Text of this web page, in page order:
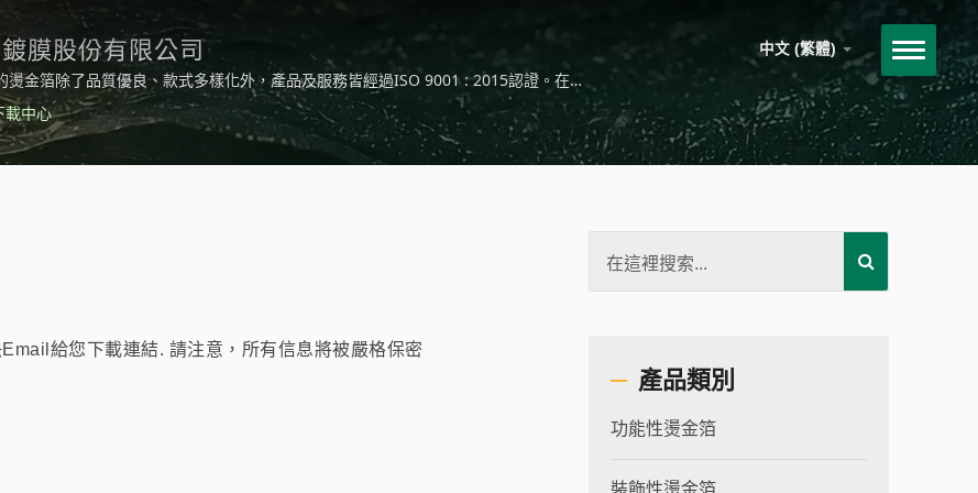
中文 (繁體)
膜股份有限公司
燙金箔除了品質優良、款式多樣化外，產品及服務皆經過ISO 9001 : 2015認證。在製
，為達到永續經營及友善環境的目標，引進RTO蓄熱式焚化爐，阻隔有害物質進入大
載中心
給您下載連結. 請注意，所有信息將被嚴格保密
產品類別
功能性燙金箔
裝飾性燙金箔